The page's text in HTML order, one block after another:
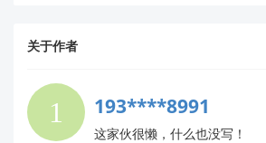
⚠️常见问题排查建议
供电问题
使用万用表检测模块输入电压，
300mA（语音识别时功耗较高）
关于作者
193****8991
这家伙很懒，什么也没写！